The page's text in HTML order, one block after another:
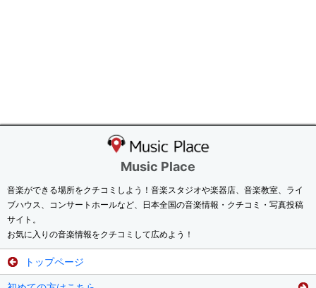
Music Place
音楽ができる場所をクチコミしよう！音楽スタジオや楽器店、音楽教室、ライ
ブハウス、コンサートホールなど、日本全国の音楽情報・クチコミ・写真投稿
サイト。
お気に入りの音楽情報をクチコミして広めよう！
トップページ